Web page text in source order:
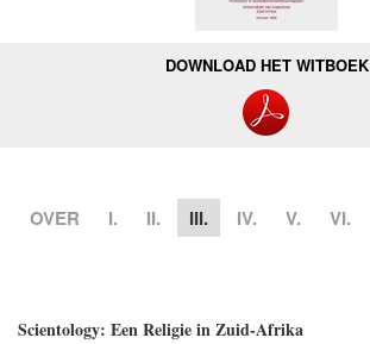
DOWNLOAD HET WITBOEK
OVER I. II. III. IV. V. VI.
Scientology: Een Religie in Zuid-Afrika